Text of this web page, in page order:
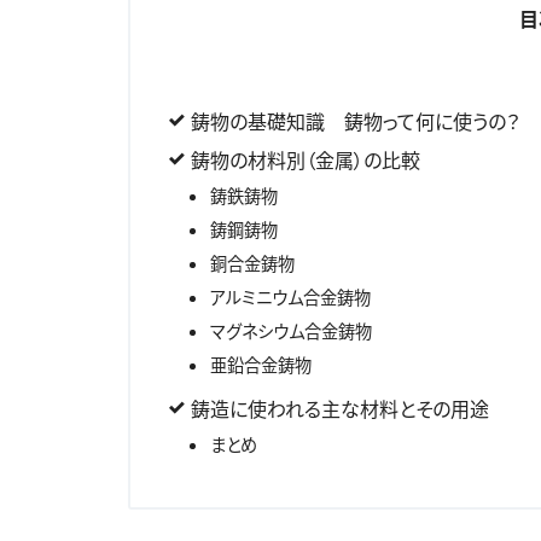
鋳物の基礎知識 鋳物って何に使うの？
鋳物の材料別（金属）の比較
鋳鉄鋳物
鋳鋼鋳物
銅合金鋳物
アルミニウム合金鋳物
マグネシウム合金鋳物
亜鉛合金鋳物
鋳造に使われる主な材料とその用途
まとめ